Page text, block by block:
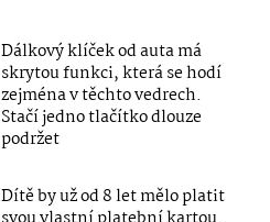
Dálkový klíček od auta má
skrytou funkci, která se hodí
zejména v těchto vedrech.
Stačí jedno tlačítko dlouze
podržet
Dítě by už od 8 let mělo platit